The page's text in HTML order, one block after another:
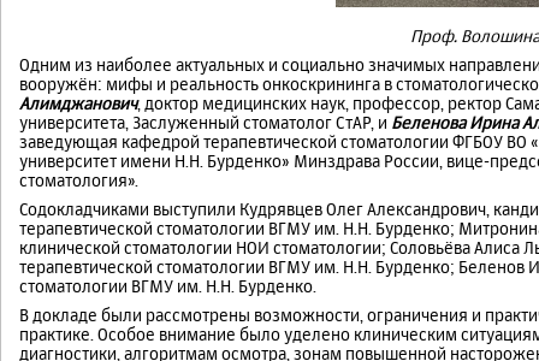
Проф.
Одним из наиболее актуальных и социально значимых
вооружён: мифы и реальность онкоскрининга в
Алимджанович, доктор медицинских наук, профессор, ректор
университета, Заслуженный стоматолог СтАР, и Беленова Ирина
заведующая кафедрой терапевтической стоматологии ФГБОУ ВО
университет имени Н.Н. Бурденко» Минздрава России, вице-
стоматология».
Содокладчиками выступили Кудрявцев Олег Александрович,
терапевтической стоматологии ВГМУ им. Н.Н. Бурденко;
клинической стоматологии НОИ стоматологии; Соловьёва Алиса
терапевтической стоматологии ВГМУ им. Н.Н. Бурденко; Беленов
стоматологии ВГМУ им. Н.Н. Бурденко.
В докладе были рассмотрены возможности, ограничения и
практике. Особое внимание было уделено клиническим
диагностики, алгоритмам осмотра, зонам повышенной